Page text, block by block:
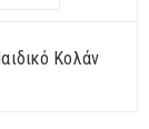
Κολάν